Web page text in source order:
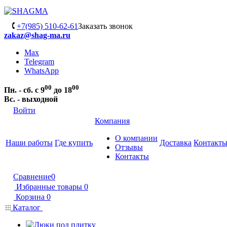
+7(985) 510-62-61Заказать звонок
zakaz@shag-ma.ru
Max
Telegram
WhatsApp
Пн. - сб. с 900 до 1800
Вс. - выходной
Войти
Наши работы Где купить
Компания
О компании
Отзывы
Контакты
Доставка Контакты
Сравнение0
Избранные товары 0
Корзина 0
Каталог